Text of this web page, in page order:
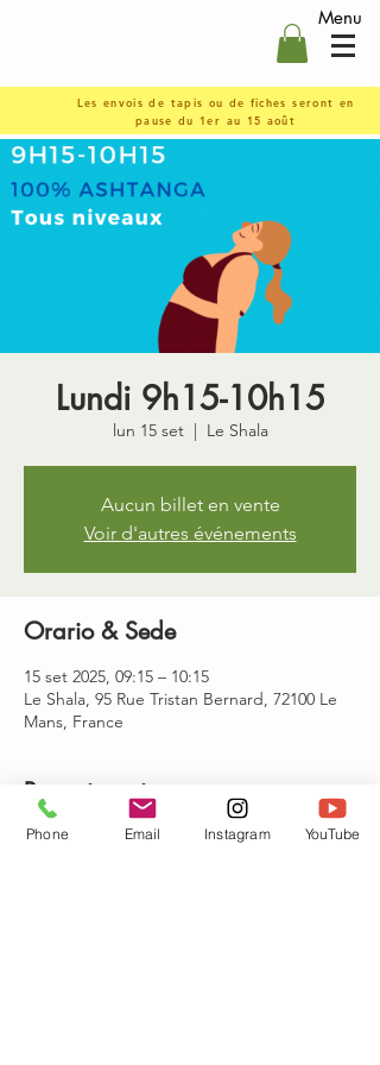
Menu
Les envois de tapis ou de fiches seront en
pause du 1er au 15 août
Lundi 9h15-10h15
lun 15 set
  |
Le Shala
Aucun billet en vente
Voir d'autres événements
Orario & Sede
15 set 2025, 09:15 – 10:15
Le Shala, 95 Rue Tristan Bernard, 72100 Le
Mans, France
Partecipanti
Phone Email Instagram YouTube